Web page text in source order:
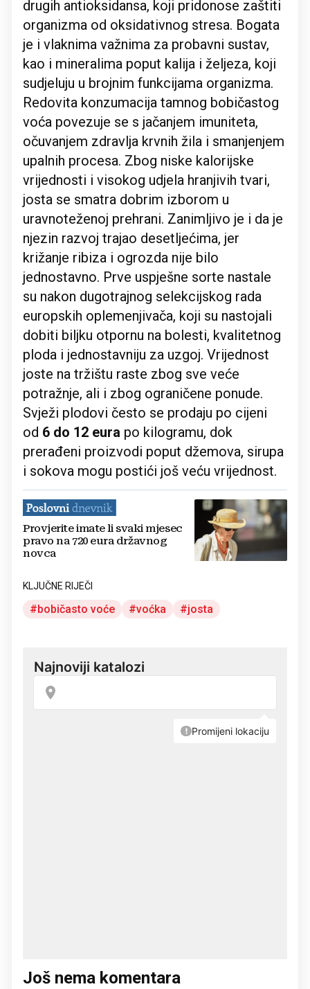
drugih antioksidansa, koji pridonose zaštiti
organizma od oksidativnog stresa. Bogata
je i vlaknima važnima za probavni sustav,
kao i mineralima poput kalija i željeza, koji
sudjeluju u brojnim funkcijama organizma.
Redovita konzumacija tamnog bobičastog
voća povezuje se s jačanjem imuniteta,
očuvanjem zdravlja krvnih žila i smanjenjem
upalnih procesa. Zbog niske kalorijske
vrijednosti i visokog udjela hranjivih tvari,
josta se smatra dobrim izborom u
uravnoteženoj prehrani. Zanimljivo je i da je
njezin razvoj trajao desetljećima, jer
križanje ribiza i ogrozda nije bilo
jednostavno. Prve uspješne sorte nastale
su nakon dugotrajnog selekcijskog rada
europskih oplemenjivača, koji su nastojali
dobiti biljku otpornu na bolesti, kvalitetnog
ploda i jednostavniju za uzgoj. Vrijednost
joste na tržištu raste zbog sve veće
potražnje, ali i zbog ograničene ponude.
Svježi plodovi često se prodaju po cijeni
od 6 do 12 eura po kilogramu, dok
prerađeni proizvodi poput džemova, sirupa
i sokova mogu postići još veću vrijednost.
Provjerite imate li svaki mjesec
pravo na 720 eura državnog
novca
KLJUČNE RIJEČI
bobičasto voće voćka josta
Još nema komentara